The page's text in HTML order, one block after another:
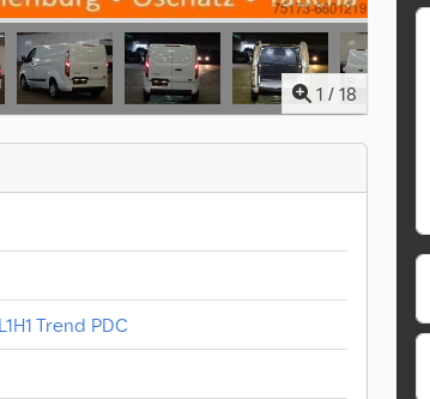
1 / 18
Trend PDC